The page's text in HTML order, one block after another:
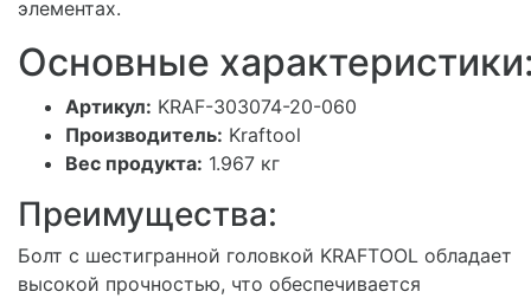
элементах.
Основные
Артикул: KRAF-303074-20-060
Производитель: Kraftool
Вес продукта: 1.967 кг
Преимущества:
Болт с шестигранной головкой KRAFTOOL обладает
высокой прочностью, что обеспечивается